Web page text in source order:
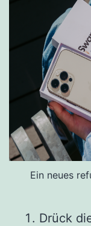
Ein neues
Drück